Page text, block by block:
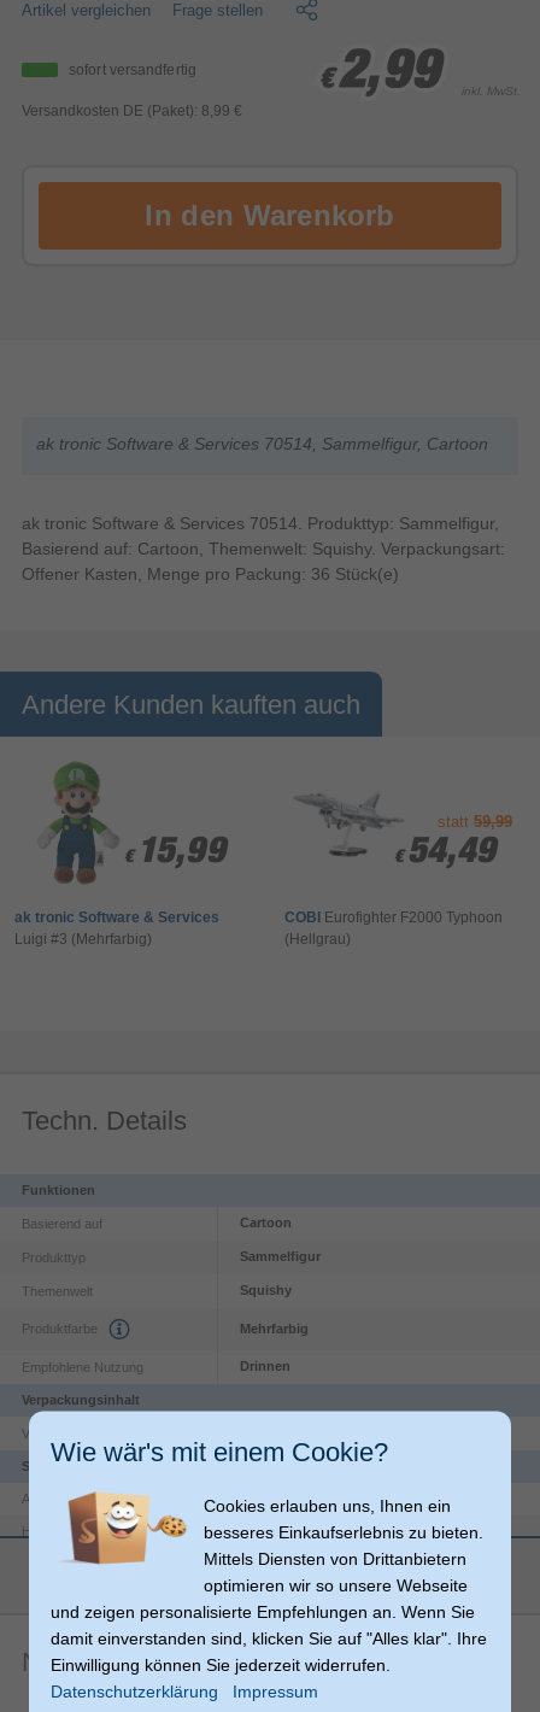
Artikel vergleichen Frage stellen
sofort versandfertig
Versandkosten DE (Paket): 8,99 €
€2,99
€2,99
€2,99 inkl. MwSt.
ak tronic Software & Services 70514, Sammelfigur, Cartoon
ak tronic Software & Services 70514. Produkttyp: Sammelfigur,
Basierend auf: Cartoon, Themenwelt: Squishy. Verpackungsart:
Offener Kasten, Menge pro Packung: 36 Stück(e)
Andere Kunden kauften auch
€ 15,99
€ 15,99
ak tronic Software & Services
Luigi #3 (Mehrfarbig)
statt59,99
€ 54,49
€ 54,49
COBI
Eurofighter F2000 Typhoon
(Hellgrau)
Techn. Details
Funktionen
Basierend auf Cartoon
Produkttyp Sammelfigur
Themenwelt Squishy
Produktfarbe Mehrfarbig
Empfohlene Nutzung Drinnen
Verpackungsinhalt
Verpackungsart
Sonstiges
Artikelnummer 13300703005
Herstellerartikelnummer 70514
mehr anzeigen
Noch keine Artikelbewertungen
Wie wär's mit einem Cookie?
Cookies erlauben uns, Ihnen ein
besseres Einkaufserlebnis zu bieten.
Mittels Diensten von Drittanbietern
optimieren wir so unsere Webseite
und zeigen personalisierte Empfehlungen an. Wenn Sie
damit einverstanden sind, klicken Sie auf "Alles klar". Ihre
Einwilligung können Sie jederzeit widerrufen.
Datenschutzerklärung
Impressum